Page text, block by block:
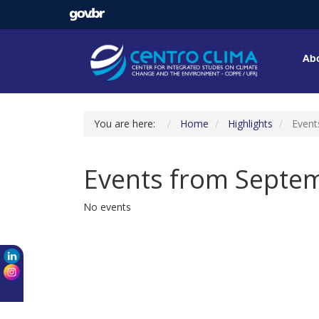
You are here: Home Highlights
Events from
No events